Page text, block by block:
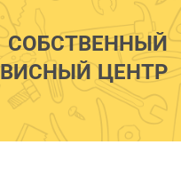
СОБСТВЕННЫЙ
ЦЕНТР